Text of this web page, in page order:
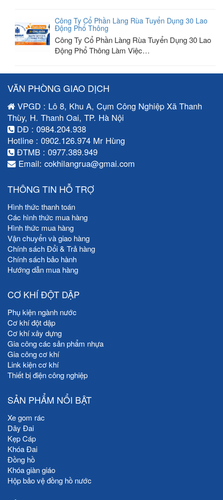
Công Ty Cổ Phần Làng Rùa Tuyển Dụng 30 Lao
Động Phổ Thông
Công Ty Cổ Phần Làng Rùa Tuyển Dụng 30 Lao
Động Phổ Thông Làm Việc…
VĂN PHÒNG GIAO DỊCH
VPGD : Lô 8, Khu A, Cụm Công Nghiệp Xã Thanh
Thùy, H. Thanh Oai, TP. Hà Nội
DĐ : 0984.204.938
Hotline : 0902.126.974 Mr Hùng
ĐTMB : 0977.389.949
Email: cokhilangrua@gmai.com
THÔNG TIN HỖ TRỢ
Hình thức thanh toán
Các hình thức mua hàng
Hình thức mua hàng
Vận chuyển và giao hàng
Chính sách Đổi & Trả hàng
Chính sách bảo hành
Hướng dẫn mua hàng
CƠ KHÍ ĐỘT DẬP
Phụ kiện ngành nước
Cơ khí đột dập
Cơ khí xây dựng
Gia công các sản phẩm nhựa
Gia công cơ khí
Link kiện cơ khí
Thiết bị điện công nghiệp
SẢN PHẨM NỔI BẬT
Xe gom rác
Dây Đai
Kẹp Cáp
Khóa Đai
Đồng hồ
Khóa giàn giáo
Hộp bảo vệ đồng hồ nước